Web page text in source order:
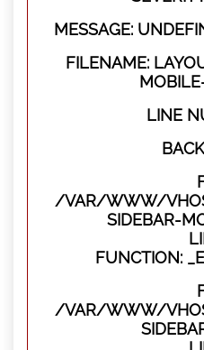
MESSAGE:
FILENAME:
LINE
/VAR/WWW/
SIDEBAR-
FUNCTION:
/VAR/WWW/